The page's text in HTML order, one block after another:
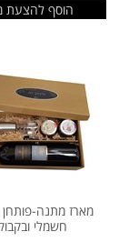
הוסף להצעת
מארז מתנה-פותחן
חשמלי ובקבוק